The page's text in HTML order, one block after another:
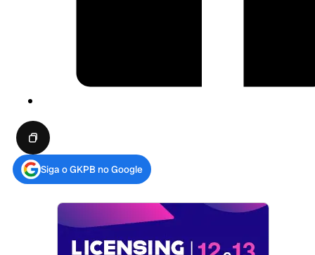
Siga o GKPB no Google